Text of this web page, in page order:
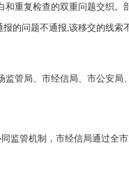
重复检查的双重问题交织
的问题不通报,该移交的线
监管局、市经信局、市公安
同监管机制，市经信局通过